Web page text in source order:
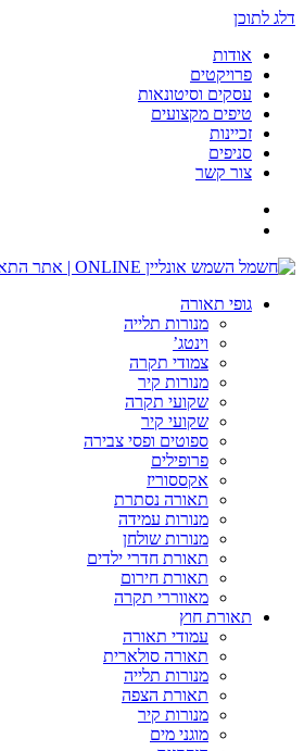
דלג לתוכן
אודות
פרויקטים
עסקים וסיטונאות
טיפים מקצועים
זכיינות
סניפים
צור קשר
גופי תאורה
מנורות תלייה
וינטג’
צמודי תקרה
מנורות קיר
שקועי תקרה
שקועי קיר
ספוטים ופסי צבירה
פרופילים
אקססוריז
תאורה נסתרת
מנורות עמידה
מנורות שולחן
תאורת חדרי ילדים
תאורת חירום
מאווררי תקרה
תאורת חוץ
עמודי תאורה
תאורה סולארית
מנורות תלייה
תאורת הצפה
מנורות קיר
מוגני מים